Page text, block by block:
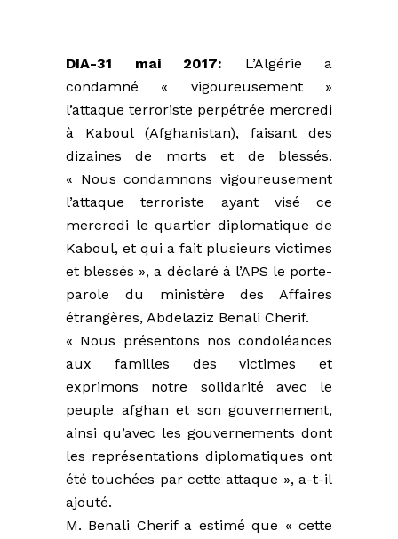
DIA-31 mai 2017: L’Algérie a
condamné « vigoureusement »
l’attaque terroriste perpétrée mercredi
à Kaboul (Afghanistan), faisant des
dizaines de morts et de blessés.
« Nous condamnons vigoureusement
l’attaque terroriste ayant visé ce
mercredi le quartier diplomatique de
Kaboul, et qui a fait plusieurs victimes
et blessés », a déclaré à l’APS le porte-
parole du ministère des Affaires
étrangères, Abdelaziz Benali Cherif.
« Nous présentons nos condoléances
aux familles des victimes et
exprimons notre solidarité avec le
peuple afghan et son gouvernement,
ainsi qu’avec les gouvernements dont
les représentations diplomatiques ont
été touchées par cette attaque », a-t-il
ajouté.
M. Benali Cherif a estimé que « cette